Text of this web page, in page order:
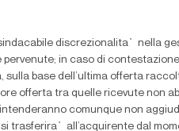
discrezionalita` nella
in caso di
base dell’ultima offerta
offerta tra quelle ricevute non
comunque non
trasferira` all’acquirente dal